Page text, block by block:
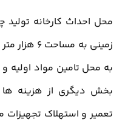
محل احداث کارخانه
زمینی به
به محل تامین مواد اولیه
بخش دیگری از هزینه ها
تعمیر و استهلاک